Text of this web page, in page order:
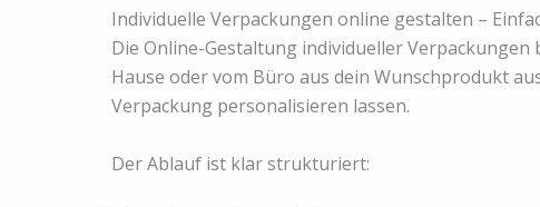
Individuelle Verpackungen online gestalten –
Die Online-Gestaltung individueller
Hause oder vom Büro aus dein Wunschprodukt
Verpackung personalisieren lassen.
Der Ablauf ist klar strukturiert: